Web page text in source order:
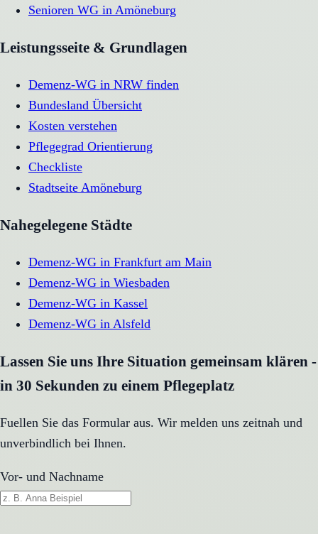
Senioren WG in Amöneburg
Leistungsseite & Grundlagen
Demenz-WG in NRW finden
Bundesland Übersicht
Kosten verstehen
Pflegegrad Orientierung
Checkliste
Stadtseite Amöneburg
Nahegelegene Städte
Demenz-WG in Frankfurt am Main
Demenz-WG in Wiesbaden
Demenz-WG in Kassel
Demenz-WG in Alsfeld
Lassen Sie uns Ihre Situation gemeinsam klären -
in 30 Sekunden zu einem Pflegeplatz
Fuellen Sie das Formular aus. Wir melden uns zeitnah und
unverbindlich bei Ihnen.
Vor- und Nachname